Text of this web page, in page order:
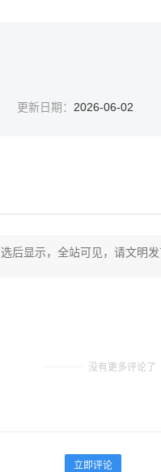
更新日期： 2026-06-02
没有更多评论了
立即评论